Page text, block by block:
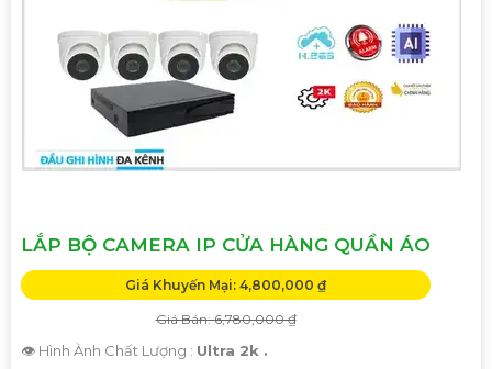
LẮP BỘ CAMERA IP CỬA HÀNG QUẦN ÁO
Giá Khuyến Mại: 4,800,000 ₫
Giá Bán: 6,780,000 ₫
👁 Hình Ành Chất Lượng : Ultra 2k .